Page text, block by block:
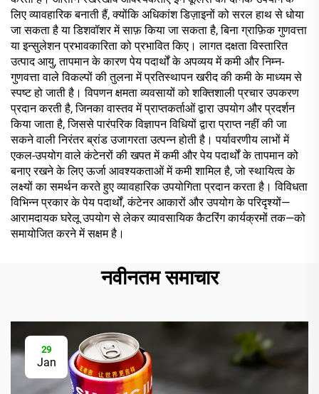
लिए व्यावहारिक बनाती हैं, क्योंकि अधिकांश डिज़ाइनों को सरल हाथ से धोया
जा सकता है या डिशवॉशर में साफ़ किया जा सकता है, बिना ग्राफ़िक गुणवत्ता
या इन्सुलेशन प्रभावकारिता को प्रभावित किए। लागत दक्षता विस्तारित
उत्पाद आयु, तापमान के कारण पेय पदार्थों के अपव्यय में कमी और निम्न-
गुणवत्ता वाले विकल्पों की तुलना में प्रतिस्थापन खरीद की कमी के माध्यम से
स्पष्ट हो जाती है। विपणन क्षमता व्यवसायों को शक्तिशाली प्रचार उपकरण
प्रदान करती है, जिनका वास्तव में प्राप्तकर्ताओं द्वारा उपयोग और प्रदर्शन
किया जाता है, जिससे पारंपरिक विज्ञापन विधियों द्वारा प्राप्त नहीं की जा
सकने वाली निरंतर ब्रांड उजागरता उत्पन्न होती है। पर्यावरणीय लाभों में
एकल-उपयोग वाले कंटेनरों की खपत में कमी और पेय पदार्थों के तापमान को
बनाए रखने के लिए ऊर्जा आवश्यकताओं में कमी शामिल है, जो स्थायित्व के
लक्ष्यों का समर्थन करते हुए व्यावहारिक उपयोगिता प्रदान करता है। विविधता
विभिन्न प्रकार के पेय पदार्थों, कंटेनर आकारों और उपयोग के परिदृश्यों—
आरामदायक घरेलू उपयोग से लेकर व्यावसायिक कैटरिंग कार्यक्रमों तक—को
समायोजित करने में सक्षम है।
नवीनतम समाचार
29
Jan